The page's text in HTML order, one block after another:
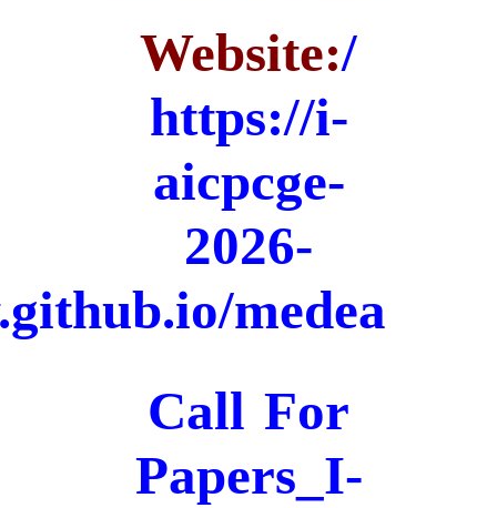
Website:
https://i-
aicpcge-
2026-
dev.github.io/medea
Call For
Papers_I-